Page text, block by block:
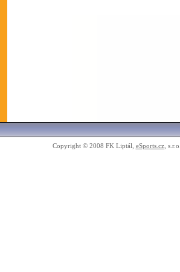
Copyright © 2008 FK Liptál, eSports.cz,